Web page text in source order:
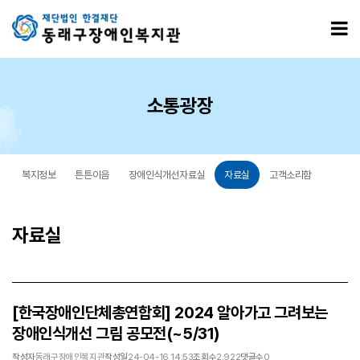
소통광장
복지정보 튼튼이음 장애인식개선자료실 자료실 고객소리함
자료실
[한국장애인단체총연합회] 2024 알아가고 그려보는
장애인식개선 그림 공모전(~5/31)
작성자동래구장애인복지관작성일24-04-16 14:53조회수2,922댓글수0